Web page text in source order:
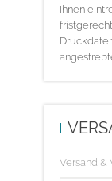
Ihnen
Versand &